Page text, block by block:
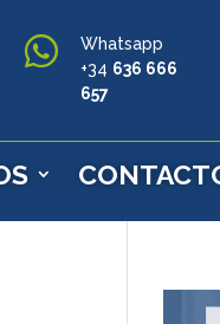

Whatsapp
+34 636 666
657